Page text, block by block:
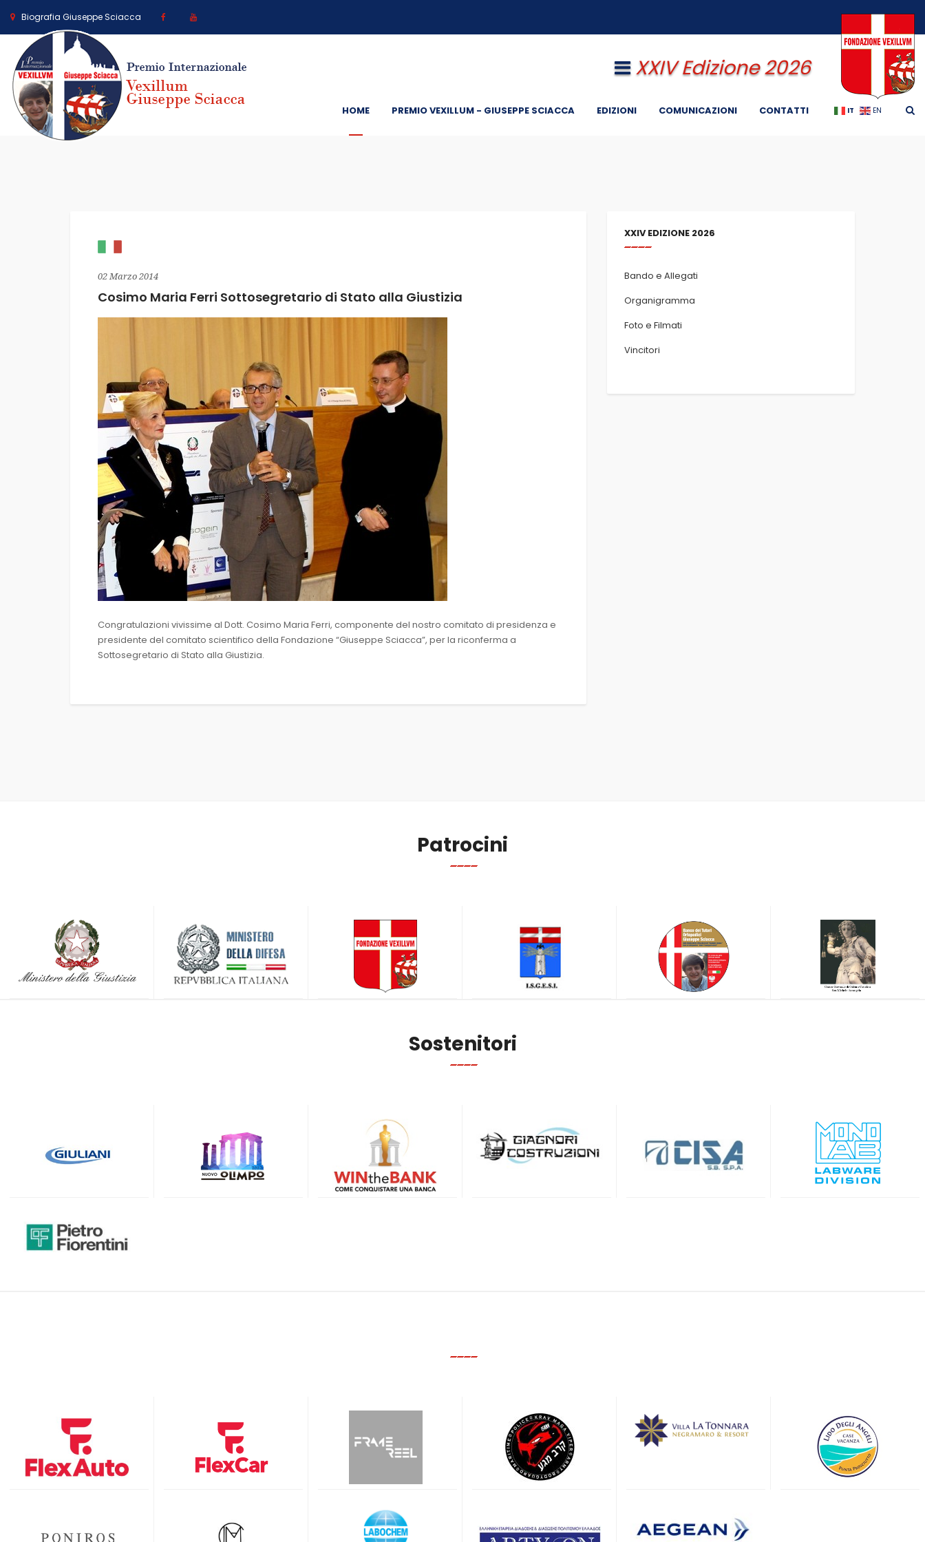
Biografia Giuseppe Sciacca
XXIV Edizione 2026
HOME PREMIO VEXILLUM - GIUSEPPE SCIACCA EDIZIONI COMUNICAZIONI CONTATTI EN
IT
02 Marzo 2014
Cosimo Maria Ferri Sottosegretario di Stato alla Giustizia
Congratulazioni vivissime al Dott. Cosimo Maria Ferri, componente del nostro comitato di presidenza e
presidente del comitato scientifico della Fondazione “Giuseppe Sciacca”, per la riconferma a
Sottosegretario di Stato alla Giustizia.
XXIV EDIZIONE 2026
Bando e Allegati
Organigramma
Foto e Filmati
Vincitori
Patrocini
Sostenitori